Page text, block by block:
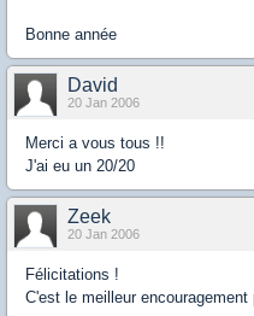
Bonne année
David
20 Jan 2006
Merci a vous tous !!
J'ai eu un 20/20
Zeek
20 Jan 2006
Félicitations !
C'est le meilleur encouragement